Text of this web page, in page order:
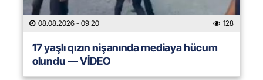
08.08.2026 - 09:20 128
17 yaşlı qızın nişanında mediaya hücum
olundu — VİDEO